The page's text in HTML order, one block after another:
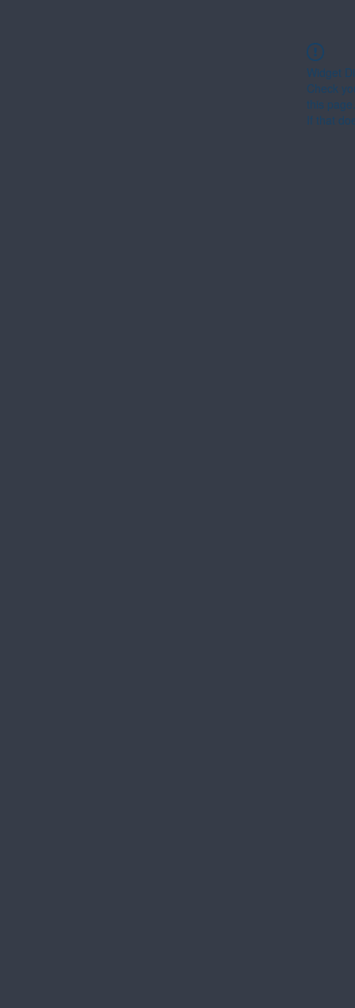
Widget
Check
this page.
If that